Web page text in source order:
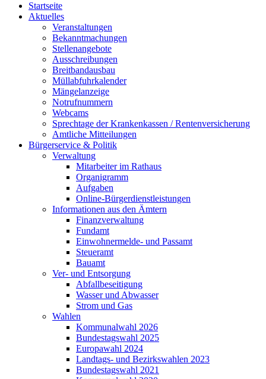
Startseite
Aktuelles
Veranstaltungen
Bekanntmachungen
Stellenangebote
Ausschreibungen
Breitbandausbau
Müllabfuhrkalender
Mängelanzeige
Notrufnummern
Webcams
Sprechtage der Krankenkassen / Rentenversicherung
Amtliche Mitteilungen
Bürgerservice & Politik
Verwaltung
Mitarbeiter im Rathaus
Organigramm
Aufgaben
Online-Bürgerdienstleistungen
Informationen aus den Ämtern
Finanzverwaltung
Fundamt
Einwohnermelde- und Passamt
Steueramt
Bauamt
Ver- und Entsorgung
Abfallbeseitigung
Wasser und Abwasser
Strom und Gas
Wahlen
Kommunalwahl 2026
Bundestagswahl 2025
Europawahl 2024
Landtags- und Bezirkswahlen 2023
Bundestagswahl 2021